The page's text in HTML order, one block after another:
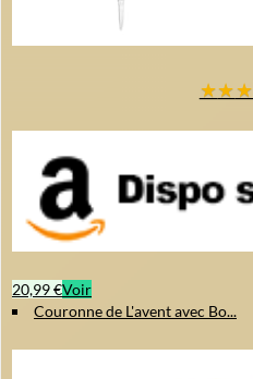
★★★
20,99 €Voir
Couronne de L'avent avec Bo...